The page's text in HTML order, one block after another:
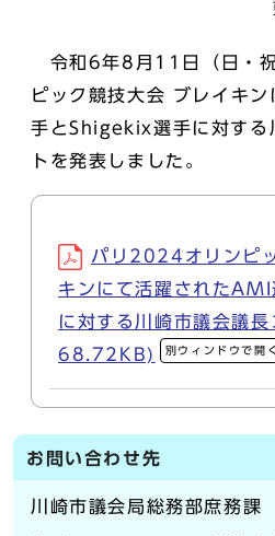
令和6年8月11日（日・
ピック競技大会 ブレイキ
手とShigekix選手に対する
トを発表しました。
パリ2024オリンピ
キンにて活躍された
に対する川崎市議会議
68.72KB)
別ウィンドウで開く
お問い合わせ先
川崎市議会局総務部庶務課